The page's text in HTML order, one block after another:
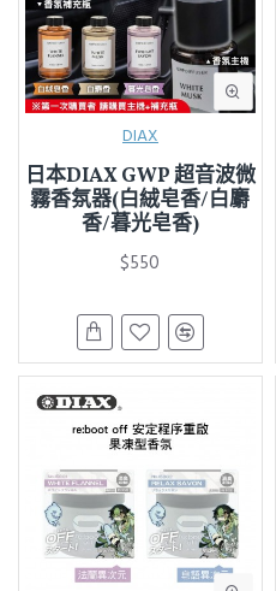
DIAX
日本DIAX GWP 超音波微
霧香氛器(白絨皂香/白麝
香/暮光皂香)
$550